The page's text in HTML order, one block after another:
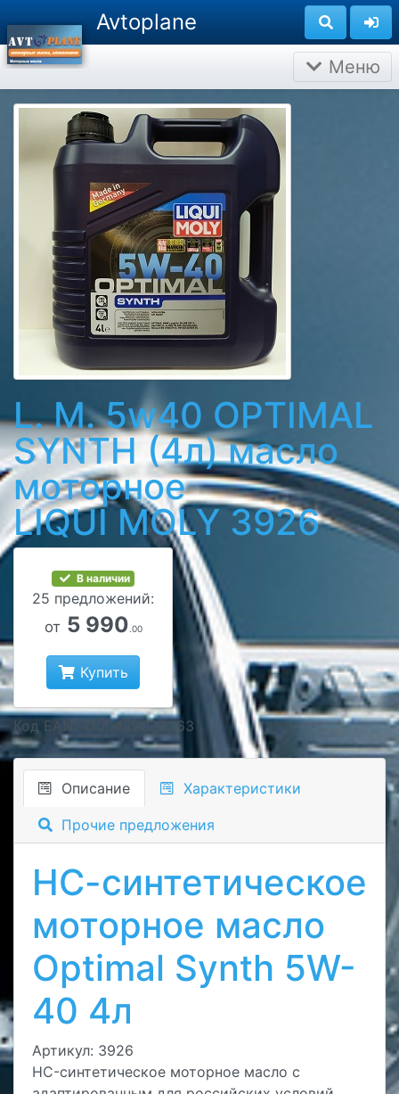
Avtoplane
Меню
L. M. 5w40 OPTIMAL
SYNTH (4л) масло
моторное
LIQUI MOLY 3926
В наличии
25 предложений:
от 5 990 .00
Купить
Код EAN: 4100420039263
Описание Характеристики
Прочие предложения
НС-синтетическое
моторное масло
Optimal Synth 5W-
40 4л
Артикул: 3926
HC-синтетическое моторное масло с